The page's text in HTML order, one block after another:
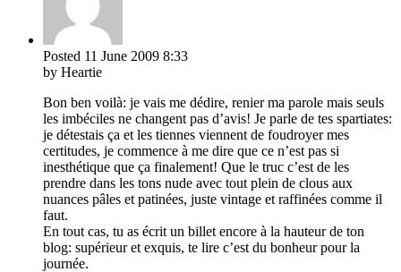
Posted 11 June 2009 8:33
by Heartie
Bon ben voilà: je vais me dédire, renier ma parole mais seuls
les imbéciles ne changent pas d’avis! Je parle de tes spartiates:
je détestais ça et les tiennes viennent de foudroyer mes
certitudes, je commence à me dire que ce n’est pas si
inesthétique que ça finalement! Que le truc c’est de les
prendre dans les tons nude avec tout plein de clous aux
nuances pâles et patinées, juste vintage et raffinées comme il
faut.
En tout cas, tu as écrit un billet encore à la hauteur de ton
blog: supérieur et exquis, te lire c’est du bonheur pour la
journée.